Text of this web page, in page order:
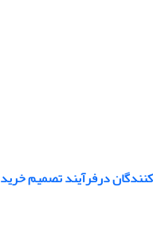
درفرآیند تصمیم خرید